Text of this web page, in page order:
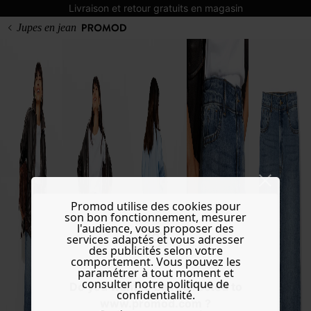
Livraison et retour gratuits en magasin
Do you want to be redirected to
www.promod.com ?
Jupes en jean
Promod utilise des cookies pour
son bon fonctionnement, mesurer
l'audience, vous proposer des
services adaptés et vous adresser
des publicités selon votre
comportement. Vous pouvez les
paramétrer à tout moment et
consulter notre politique de
confidentialité.